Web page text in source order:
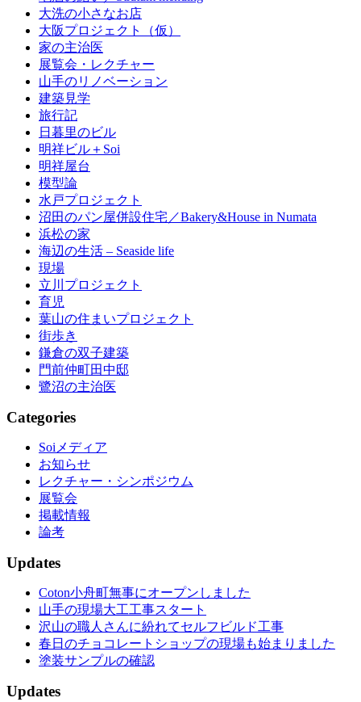
大洗の小さなお店
大阪プロジェクト（仮）
家の主治医
展覧会・レクチャー
山手のリノベーション
建築見学
旅行記
日暮里のビル
明祥ビル＋Soi
明祥屋台
模型論
水戸プロジェクト
沼田のパン屋併設住宅／Bakery&House in Numata
浜松の家
海辺の生活 – Seaside life
現場
立川プロジェクト
育児
葉山の住まいプロジェクト
街歩き
鎌倉の双子建築
門前仲町田中邸
鷺沼の主治医
Categories
Soiメディア
お知らせ
レクチャー・シンポジウム
展覧会
掲載情報
論考
Updates
Coton小舟町無事にオープンしました
山手の現場大工工事スタート
沢山の職人さんに紛れてセルフビルド工事
春日のチョコレートショップの現場も始まりました
塗装サンプルの確認
Updates